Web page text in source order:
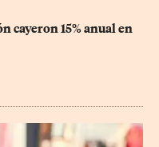
cayeron 15% anual en